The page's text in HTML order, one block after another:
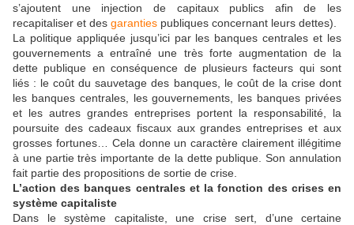
s’ajoutent une injection de capitaux publics afin de les
recapitaliser et des garanties publiques concernant leurs dettes).
La politique appliquée jusqu’ici par les banques centrales et les
gouvernements a entraîné une très forte augmentation de la
dette publique en conséquence de plusieurs facteurs qui sont
liés : le coût du sauvetage des banques, le coût de la crise dont
les banques centrales, les gouvernements, les banques privées
et les autres grandes entreprises portent la responsabilité, la
poursuite des cadeaux fiscaux aux grandes entreprises et aux
grosses fortunes… Cela donne un caractère clairement illégitime
à une partie très importante de la dette publique. Son annulation
fait partie des propositions de sortie de crise.
L’action des banques centrales et la fonction des crises en
système capitaliste
Dans le système capitaliste, une crise sert, d’une certaine